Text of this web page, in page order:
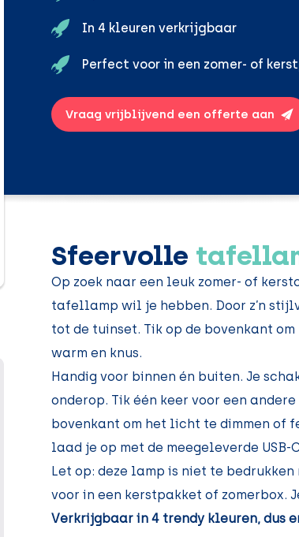
In 4 kleuren verkrijgbaar
Perfect voor in een zomer- of
Vraag vrijblijvend een offerte aan
Sfeervolle
Op zoek naar een leuk zomer- of
tafellamp wil je hebben. Door z’n
tot de tuinset. Tik op de bovenkant
warm en knus.
Handig voor binnen én buiten. Je
onderop. Tik één keer voor een
bovenkant om het licht te dimmen of
laad je op met de meegeleverde USB-
Let op: deze lamp is niet te
voor in een kerstpakket of zomerbox.
Verkrijgbaar in 4 trendy kleuren, dus